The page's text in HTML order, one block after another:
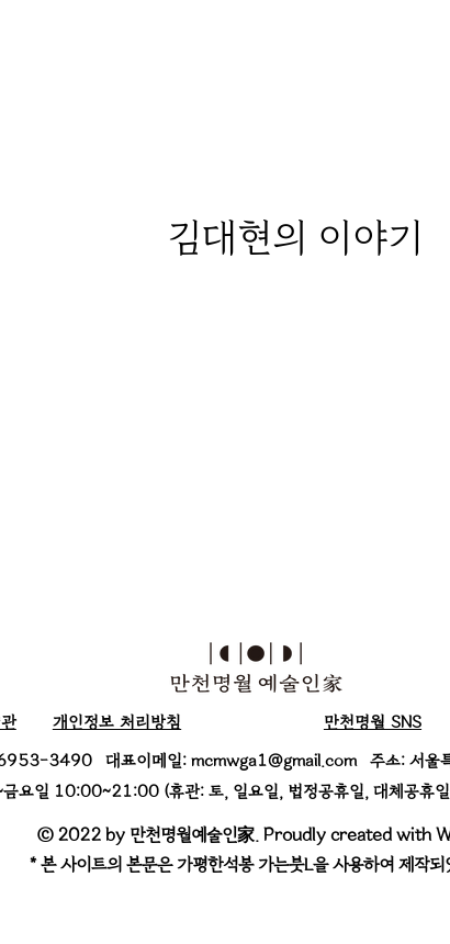
김대현의 이야기
개인정보​ 처리방침 ​만천명월 SNS
6953-3490 대표이메일: mcmwga1@gmail.com
주소: 서울
금요일 10:00~21:00 (휴관: 토, 일요일, 법정공휴일, 대체공휴
© 2022 by 만천명월예술인家. Proudly created with
* 본 사이트의 본문은 가평한석봉 가는붓L을 사용하여 제작되